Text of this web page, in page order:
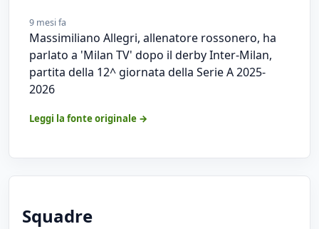
9 mesi fa
Massimiliano Allegri, allenatore rossonero, ha
parlato a 'Milan TV' dopo il derby Inter-Milan,
partita della 12^ giornata della Serie A 2025-
2026
Leggi la fonte originale →
Squadre